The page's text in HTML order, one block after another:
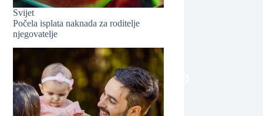
Svijet
Počela isplata naknada za roditelje
njegovatelje
❆
❆